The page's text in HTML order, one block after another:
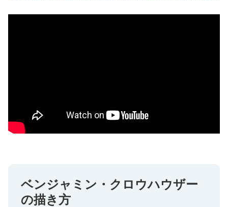
ベンジャミン・クロウハウザー
の描き方